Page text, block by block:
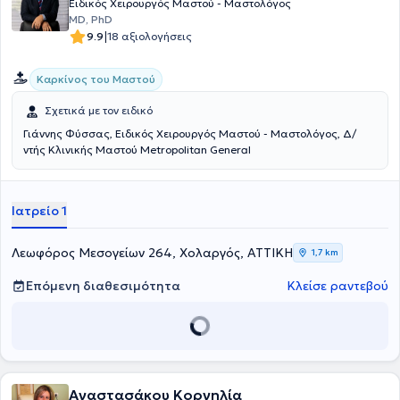
Ειδικός Χειρουργός Μαστού - Μαστολόγος
MD, PhD
9.9|18 αξιολογήσεις
Καρκίνος του Μαστού
Σχετικά με τον ειδικό
Γιάννης Φύσσας, Ειδικός Χειρουργός Μαστού - Μαστολόγος, Δ/
ντής Κλινικής Μαστού Metropolitan General
Ιατρείο 1
Λεωφόρος Μεσογείων 264, Χολαργός, ΑΤΤΙΚΗ 1,7 km
Επόμενη διαθεσιμότητα Κλείσε ραντεβού
Αναστασάκου Κορνηλία